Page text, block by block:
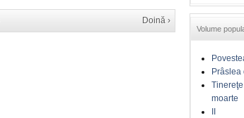
Doină ›
Volume
Prâslea
moarte
II